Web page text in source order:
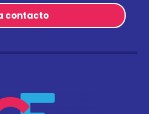
contacto